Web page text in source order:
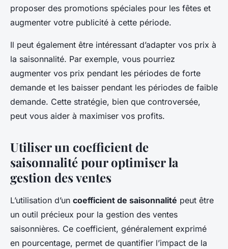
proposer des promotions spéciales pour les fêtes et
augmenter votre publicité à cette période.
Il peut également être intéressant d’adapter vos prix à
la saisonnalité. Par exemple, vous pourriez
augmenter vos prix pendant les périodes de forte
demande et les baisser pendant les périodes de faible
demande. Cette stratégie, bien que controversée,
peut vous aider à maximiser vos profits.
Utiliser un coefficient de
saisonnalité pour optimiser la
gestion des ventes
L’utilisation d’un coefficient de saisonnalité peut être
un outil précieux pour la gestion des ventes
saisonnières. Ce coefficient, généralement exprimé
en pourcentage, permet de quantifier l’impact de la